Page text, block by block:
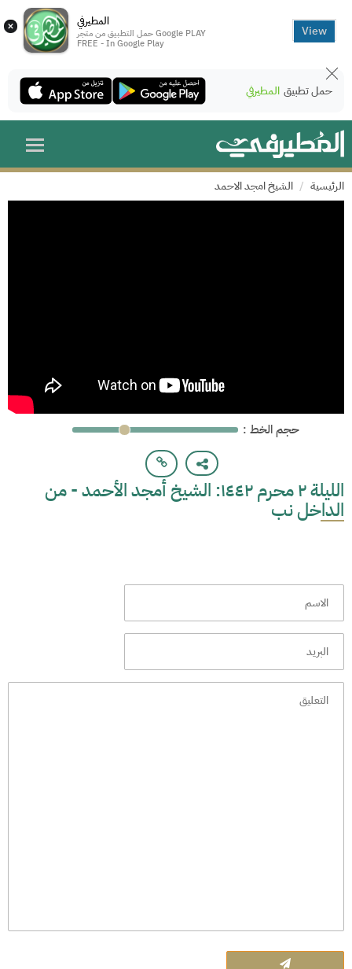
× المطيرفي
حمل التطبيق من متجر Google PLAY
FREE - In Google Play
View
حمل تطبيق المطيرفي
الرئيسية الشيخ امجد الاحمد
: حجم الخط
الليلة ٢ محرم ١٤٤٢: الشيخ أمجد الأحمد - من
الداخل نب